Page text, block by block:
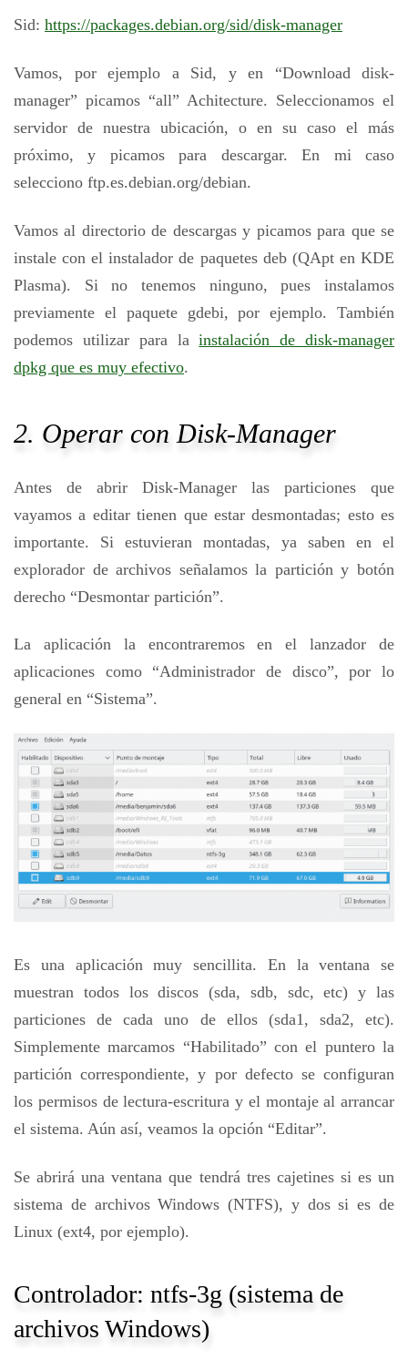
Sid: https://packages.debian.org/sid/disk-manager
Vamos, por ejemplo a Sid, y en “Download disk-
manager” picamos “all” Achitecture. Seleccionamos el
servidor de nuestra ubicación, o en su caso el más
próximo, y picamos para descargar. En mi caso
selecciono ftp.es.debian.org/debian.
Vamos al directorio de descargas y picamos para que se
instale con el instalador de paquetes deb (QApt en KDE
Plasma). Si no tenemos ninguno, pues instalamos
previamente el paquete gdebi, por ejemplo. También
podemos utilizar para lainstalación de disk-manager
dpkg que es muy efectivo.
2. Operar con Disk-Manager
Antes de abrir Disk-Manager las particiones que
vayamos a editar tienen que estar desmontadas; esto es
importante. Si estuvieran montadas, ya saben en el
explorador de archivos señalamos la partición y botón
derecho “Desmontar partición”.
La aplicación la encontraremos en el lanzador de
aplicaciones como “Administrador de disco”, por lo
general en “Sistema”.
Es una aplicación muy sencillita. En la ventana se
muestran todos los discos (sda, sdb, sdc, etc) y las
particiones de cada uno de ellos (sda1, sda2, etc).
Simplemente marcamos “Habilitado” con el puntero la
partición correspondiente, y por defecto se configuran
los permisos de lectura-escritura y el montaje al arrancar
el sistema. Aún así, veamos la opción “Editar”.
Se abrirá una ventana que tendrá tres cajetines si es un
sistema de archivos Windows (NTFS), y dos si es de
Linux (ext4, por ejemplo).
Controlador: ntfs-3g (sistema de
archivos Windows)